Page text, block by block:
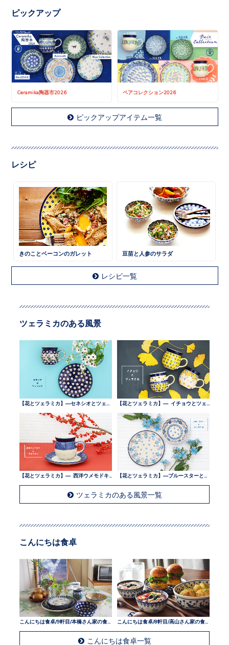
ピックアップ
Ceramika陶器市2026 ペアコレクション2026
ピックアップアイテム一覧
レシピ
きのことベーコンのガレット 豆苗と人参のサラダ
レシピ一覧
ツェラミカのある風景
ツェラミカのある風景一覧
こんにちは食卓
こんにちは食卓/9軒目/本橋さん家の食卓
こんにちは食卓一覧